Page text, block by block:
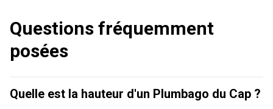
Questions fréquemment
posées
Quelle est la hauteur d'un Plumbago du Cap ?